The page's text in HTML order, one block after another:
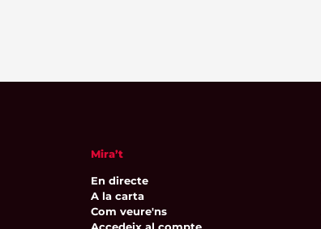
Mira’t
En directe
A la carta
Com veure'ns